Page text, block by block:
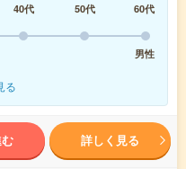
40代 50代
60代
男性
る
詳しく見る